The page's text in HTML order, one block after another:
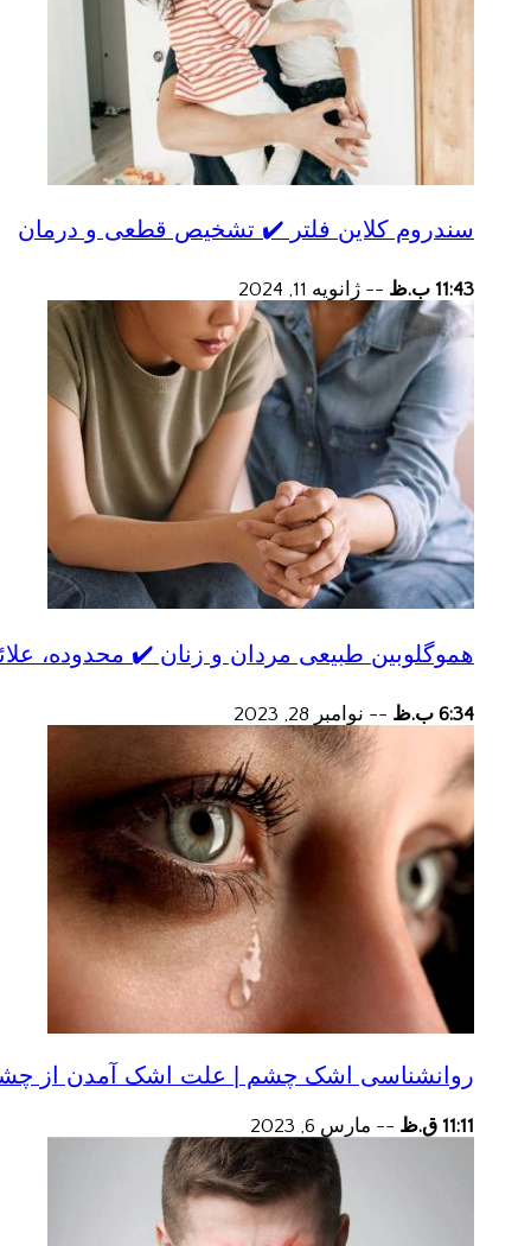
سندروم کلاین فلتر ✔️ تشخیص قطعی و درمان
11:43 ب.ظ -- ژانویه 11, 2024
هموگلوبین طبیعی مردان و زنان ✔️ محدوده،
6:34 ب.ظ -- نوامبر 28, 2023
روانشناسی اشک چشم | علت اشک آمدن از
11:11 ق.ظ -- مارس 6, 2023